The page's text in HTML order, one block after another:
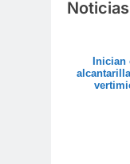
Inician